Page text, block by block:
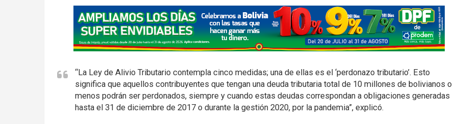
t
“La Ley de Alivio Tributario contempla cinco medidas; una de ellas es el ‘perdonazo tributario’. Esto
significa que aquellos contribuyentes que tengan una deuda tributaria total de 10 millones de bolivianos o
menos podrán ser perdonados, siempre y cuando estas deudas correspondan a obligaciones generadas
hasta el 31 de diciembre de 2017 o durante la gestión 2020, por la pandemia”, explicó.